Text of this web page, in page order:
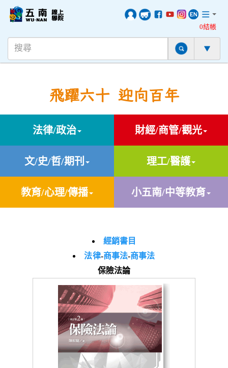
0結帳
飛躍六十 迎向百年
法律/政治 財經/商管/觀光
文/史/哲/期刊 理工/醫護
教育/心理/傳播 小五南/中等教育
經銷書目
法律-商事法-商事法
保險法論